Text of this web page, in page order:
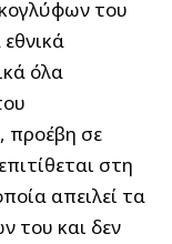
του
όλα
προέβη σε
στη
απειλεί τα
του και δεν